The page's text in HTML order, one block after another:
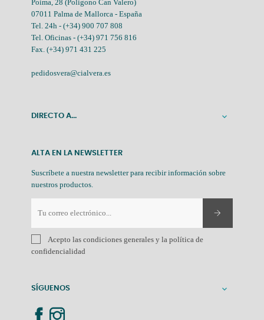
Poima, 28 (Polígono Can Valero)
07011 Palma de Mallorca - España
Tel. 24h - (+34) 900 707 808
Tel. Oficinas - (+34) 971 756 816
Fax. (+34) 971 431 225
pedidosvera@cialvera.es
DIRECTO A... 
ALTA EN LA NEWSLETTER
Suscríbete a nuestra newsletter para recibir información sobre
nuestros productos.
Acepto las condiciones generales y la política de
confidencialidad
SÍGUENOS 